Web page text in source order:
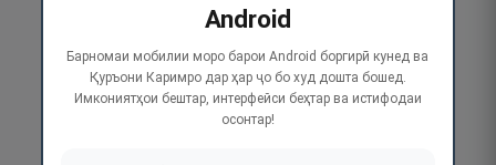
Android
Барномаи мобилии моро барои Android боргирӣ кунед ва
Қуръони Каримро дар ҳар ҷо бо худ дошта бошед.
Имкониятҳои бештар, интерфейси беҳтар ва истифодаи
осонтар!